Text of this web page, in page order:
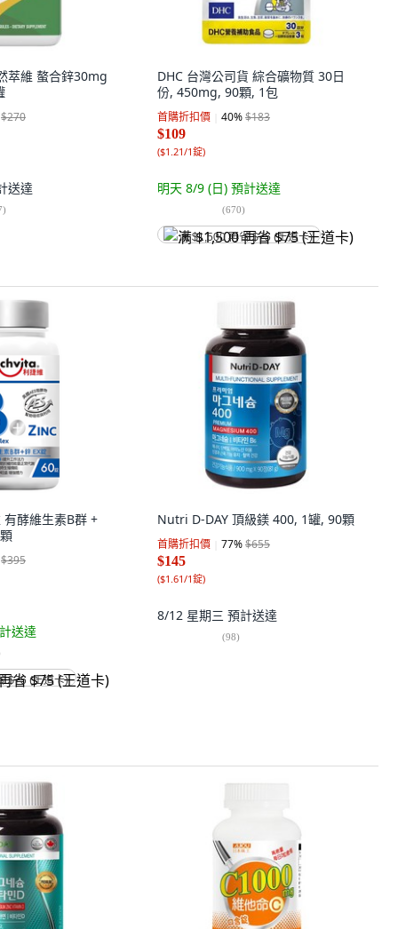
萃維 螯合鋅30mg
$270
送達
)
DHC 台灣公司貨 綜合礦物質 30日
份, 450mg, 90顆, 1包
首購折扣價 40%$183
$109
($1.21/1錠)
明天 8/9 (日) 預計送達
(670)
满 $1,500 再省 $75 (王道卡)
酵維生素B群 +
$395
送達
$75 (王道卡)
Nutri D-DAY 頂級鎂 400, 1罐, 90顆
首購折扣價 77%$655
$145
($1.61/1錠)
8/12 星期三 預計送達
(98)